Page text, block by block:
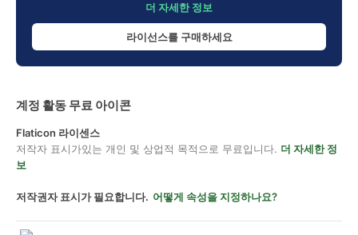
더 자세한 정보
라이선스를 구매하세요
계정 활동 무료 아이콘
Flaticon 라이센스
저작자 표시가있는 개인 및 상업적 목적으로 무료입니다. 더 자세한 정
보
저작권자 표시가 필요합니다. 어떻게 속성을 지정하나요?